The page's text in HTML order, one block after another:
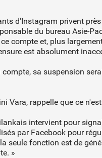
d'Instagram privent
du bureau Asie-
compte et, plus
est absolument
sa suspension
Vara, rappelle que ce
intervient pour
par Facebook pour
fonction est de
»